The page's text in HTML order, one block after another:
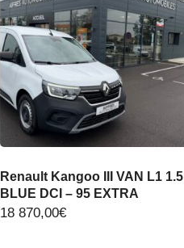
Renault Kangoo III VAN L1 1.5
BLUE DCI – 95 EXTRA
18 870,00€